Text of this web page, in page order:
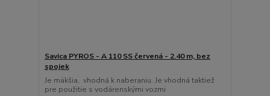
Savica PYROS - A 110 SS červená - 2.40 m, bez
spojek
Je mäkšia, vhodná k naberaniu. Je vhodná taktiež
pre použitie s vodárenskými vozmi